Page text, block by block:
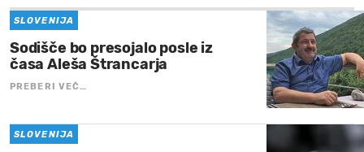
SLOVENIJA
Sodišče bo presojalo posle iz
časa Aleša Štrancarja
PREBERI VEČ…
SLOVENIJA